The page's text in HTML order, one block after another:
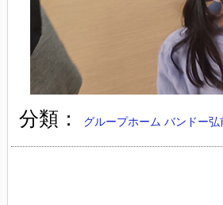
分類： グループホーム バンドー弘